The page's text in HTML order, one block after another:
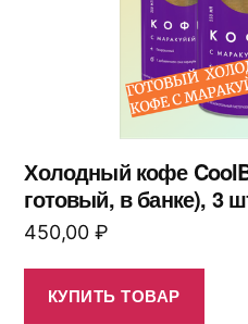
Холодный кофе
готовый, в банке), 3
450,00 ₽
КУПИТЬ ТОВАР